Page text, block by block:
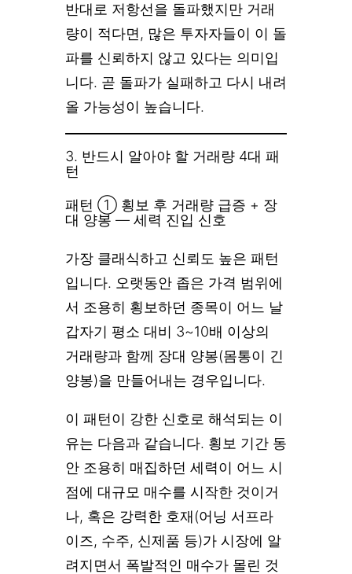
반대로 저항선을 돌파했지만 거래
량이 적다면, 많은 투자자들이 이 돌
파를 신뢰하지 않고 있다는 의미입
니다. 곧 돌파가 실패하고 다시 내려
올 가능성이 높습니다.
3. 반드시 알아야 할 거래량 4대 패
턴
패턴 ① 횡보 후 거래량 급증 + 장
대 양봉 — 세력 진입 신호
가장 클래식하고 신뢰도 높은 패턴
입니다. 오랫동안 좁은 가격 범위에
서 조용히 횡보하던 종목이 어느 날
갑자기 평소 대비 3~10배 이상의
거래량과 함께 장대 양봉(몸통이 긴
양봉)을 만들어내는 경우입니다.
이 패턴이 강한 신호로 해석되는 이
유는 다음과 같습니다. 횡보 기간 동
안 조용히 매집하던 세력이 어느 시
점에 대규모 매수를 시작한 것이거
나, 혹은 강력한 호재(어닝 서프라
이즈, 수주, 신제품 등)가 시장에 알
려지면서 폭발적인 매수가 몰린 것